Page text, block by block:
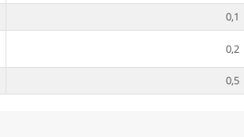
0,1
0,2
0,5